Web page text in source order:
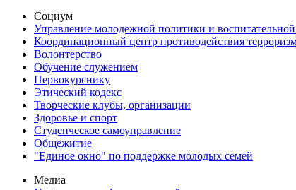
Социум
Управление молодежной политики и воспитательной
Координационный центр противодействия
Волонтерство
Обучение служением
Первокурснику
Этический кодекс
Творческие клубы, организации
Здоровье и спорт
Студенческое самоуправление
Общежитие
"Единое окно" по поддержке молодых семей
Медиа